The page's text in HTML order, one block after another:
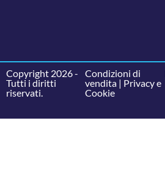
Copyright 2026 -
Tutti i diritti
riservati.
Condizioni di
vendita| Privacy e
Cookie